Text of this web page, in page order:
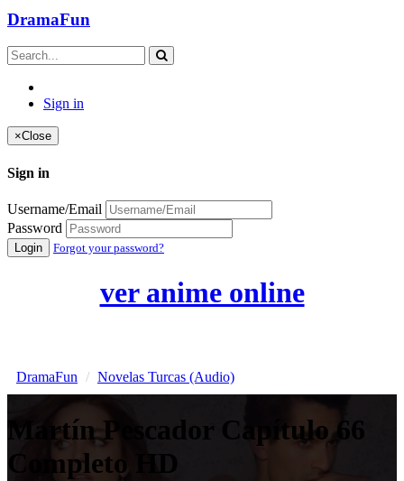
DramaFun
Sign in
×Close
Sign in
Username/Email
Password
Login Forgot your password?
ver anime online
DramaFun Novelas Turcas (Audio)
Martín Pescador Capítulo 66
Completo HD